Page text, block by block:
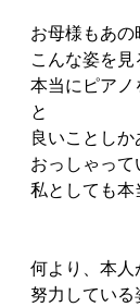
お母様もあ
こんな姿を
本当にピアノ
と
良いことし
おっしゃって
私としても本
何より、本人
努力している